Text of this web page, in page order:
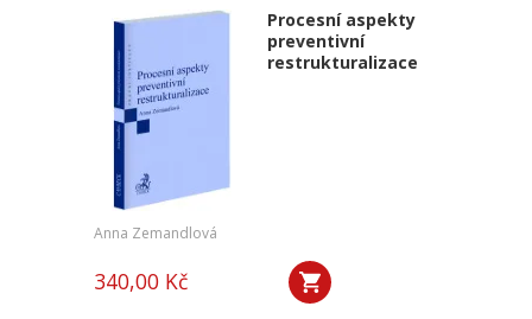
Procesní aspekty
preventivní
restrukturalizace
Anna Zemandlová
340,00 Kč